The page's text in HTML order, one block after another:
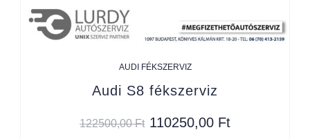
AUDI FÉKSZERVIZ
Audi S8 fékszerviz
122500,00Ft 110250,00 Ft